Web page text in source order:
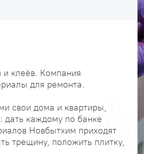
клеёв. Компания
для ремонта.
свои дома и квартиры,
каждому по банке
Новбытхим приходят
трещину, положить плитку,